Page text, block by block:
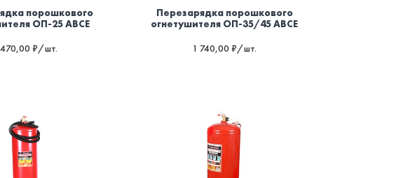
порошкового
ОП-25 ABCE
₽/шт.
Перезарядка порошкового
огнетушителя ОП-35/45 ABCE
1 740,00 ₽/шт.